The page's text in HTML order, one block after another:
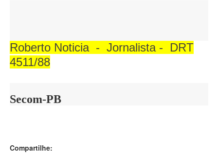
Roberto Noticia - Jornalista - DRT
4511/88
Secom-PB
Compartilhe: